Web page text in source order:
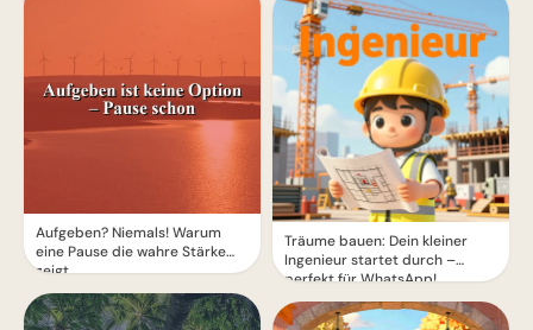
Aufgeben? Niemals! Warum
eine Pause die wahre Stärke
zeigt.
Träume bauen: Dein kleiner
Ingenieur startet durch –
perfekt für WhatsApp!